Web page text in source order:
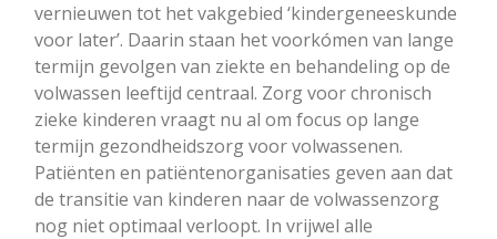
vernieuwen tot het vakgebied ‘kindergeneeskunde
voor later’. Daarin staan het voorkómen van lange
termijn gevolgen van ziekte en behandeling op de
volwassen leeftijd centraal. Zorg voor chronisch
zieke kinderen vraagt nu al om focus op lange
termijn gezondheidszorg voor volwassenen.
Patiënten en patiëntenorganisaties geven aan dat
de transitie van kinderen naar de volwassenzorg
nog niet optimaal verloopt. In vrijwel alle